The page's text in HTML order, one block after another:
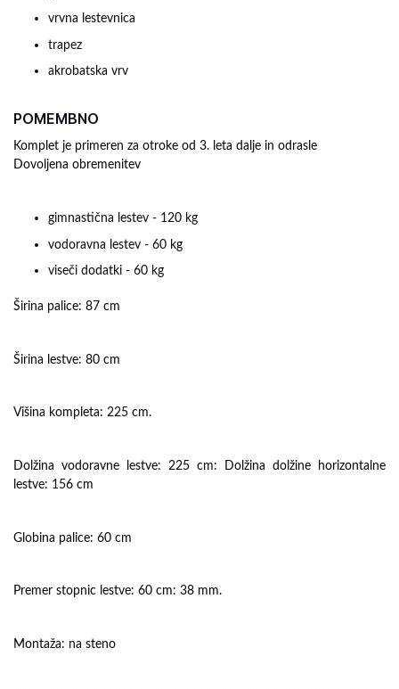
vrvna lestevnica
trapez
akrobatska vrv
POMEMBNO
Komplet je primeren za otroke od 3. leta dalje in odrasle
Dovoljena obremenitev
gimnastična lestev - 120 kg
vodoravna lestev - 60 kg
viseči dodatki - 60 kg
Širina palice: 87 cm
Širina lestve: 80 cm
Višina kompleta: 225 cm.
Dolžina vodoravne lestve: 225 cm: Dolžina dolžine horizontalne
lestve: 156 cm
Globina palice: 60 cm
Premer stopnic lestve: 60 cm: 38 mm.
Montaža: na steno